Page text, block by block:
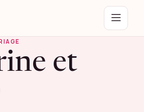
Menu
et